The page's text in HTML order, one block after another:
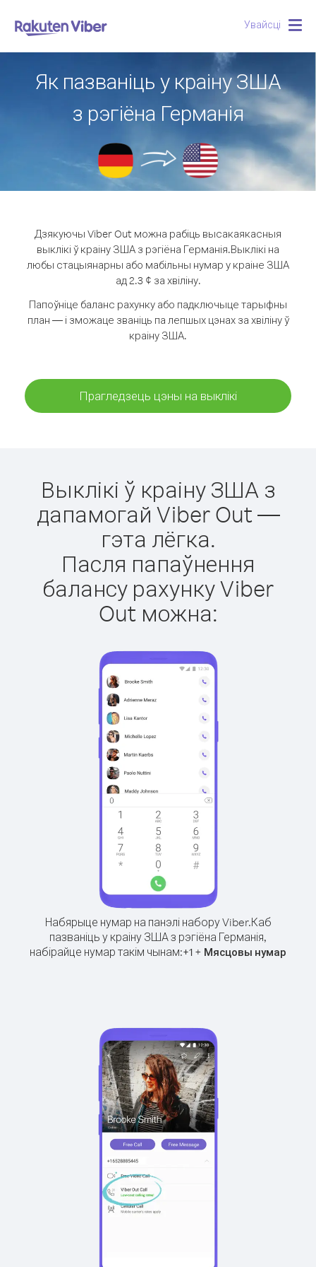
Увайсці
Як пазваніць у краіну ЗША
з рэгіёна Германія
Дзякуючы Viber Out можна рабіць высакаякасныя
выклікі ў краіну ЗША з рэгіёна Германія.Выклікі на
любы стацыянарны або мабільны нумар у краіне ЗША
ад 2.3 ¢ за хвіліну.
Папоўніце баланс рахунку або падключыце тарыфны
план — і зможаце званіць па лепшых цэнах за хвіліну ў
краіну ЗША.
Прагледзець цэны на выклікі
Выклікі ў краіну ЗША з
дапамогай Viber Out —
гэта лёгка.
Пасля папаўнення
балансу рахунку Viber
Out можна:
Набярыце нумар на панэлі набору Viber.Каб
пазваніць у краіну ЗША з рэгіёна Германія,
набірайце нумар такім чынам:+1 + Мясцовы нумар